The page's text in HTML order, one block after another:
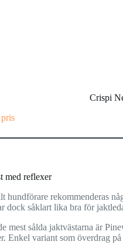
Crispi
med reflexer
hundförare rekommenderas
dock såklart lika bra för
mest sålda jaktvästarna är
Enkel variant som överdrag